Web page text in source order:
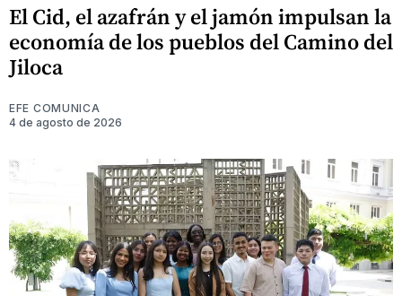
El Cid, el azafrán y el jamón impulsan la
economía de los pueblos del Camino del
Jiloca
EFE COMUNICA
4 de agosto de 2026